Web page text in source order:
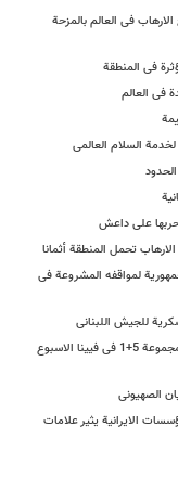
فی العالم بالمزحة
فی المنطقة
فی العالم
السلام العالمی
حربها علی داعش
تحمل المنطقة أثمانا
لمواقفه المشروعة فی
للجیش اللبنانی
ایران تجری مباحثات ثنائیة ومتعددة الاطراف مع مجموعة 5+1 فی فیینا الاسبوع
الصهیونی
الایرانیة یثیر علامات